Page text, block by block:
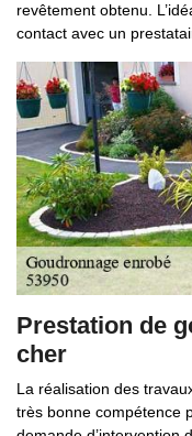
revêtement obtenu.
contact avec un
Prestation de
cher
La réalisation des
très bonne compétence